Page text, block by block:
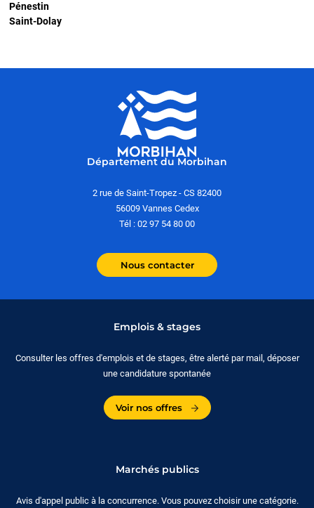
Pénestin
Saint-Dolay
Département du Morbihan
2 rue de Saint-Tropez - CS 82400
56009 Vannes Cedex
Tél : 02 97 54 80 00
Nous contacter
Emplois & stages
Consulter les offres d'emplois et de stages, être alerté par mail, déposer
une candidature spontanée
Voir nos offres
Marchés publics
Avis d'appel public à la concurrence. Vous pouvez choisir une catégorie.